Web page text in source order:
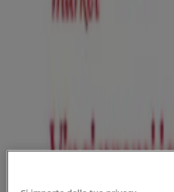
Supermercato
Corso Assereto, 37,
Carrefour Market | Corso